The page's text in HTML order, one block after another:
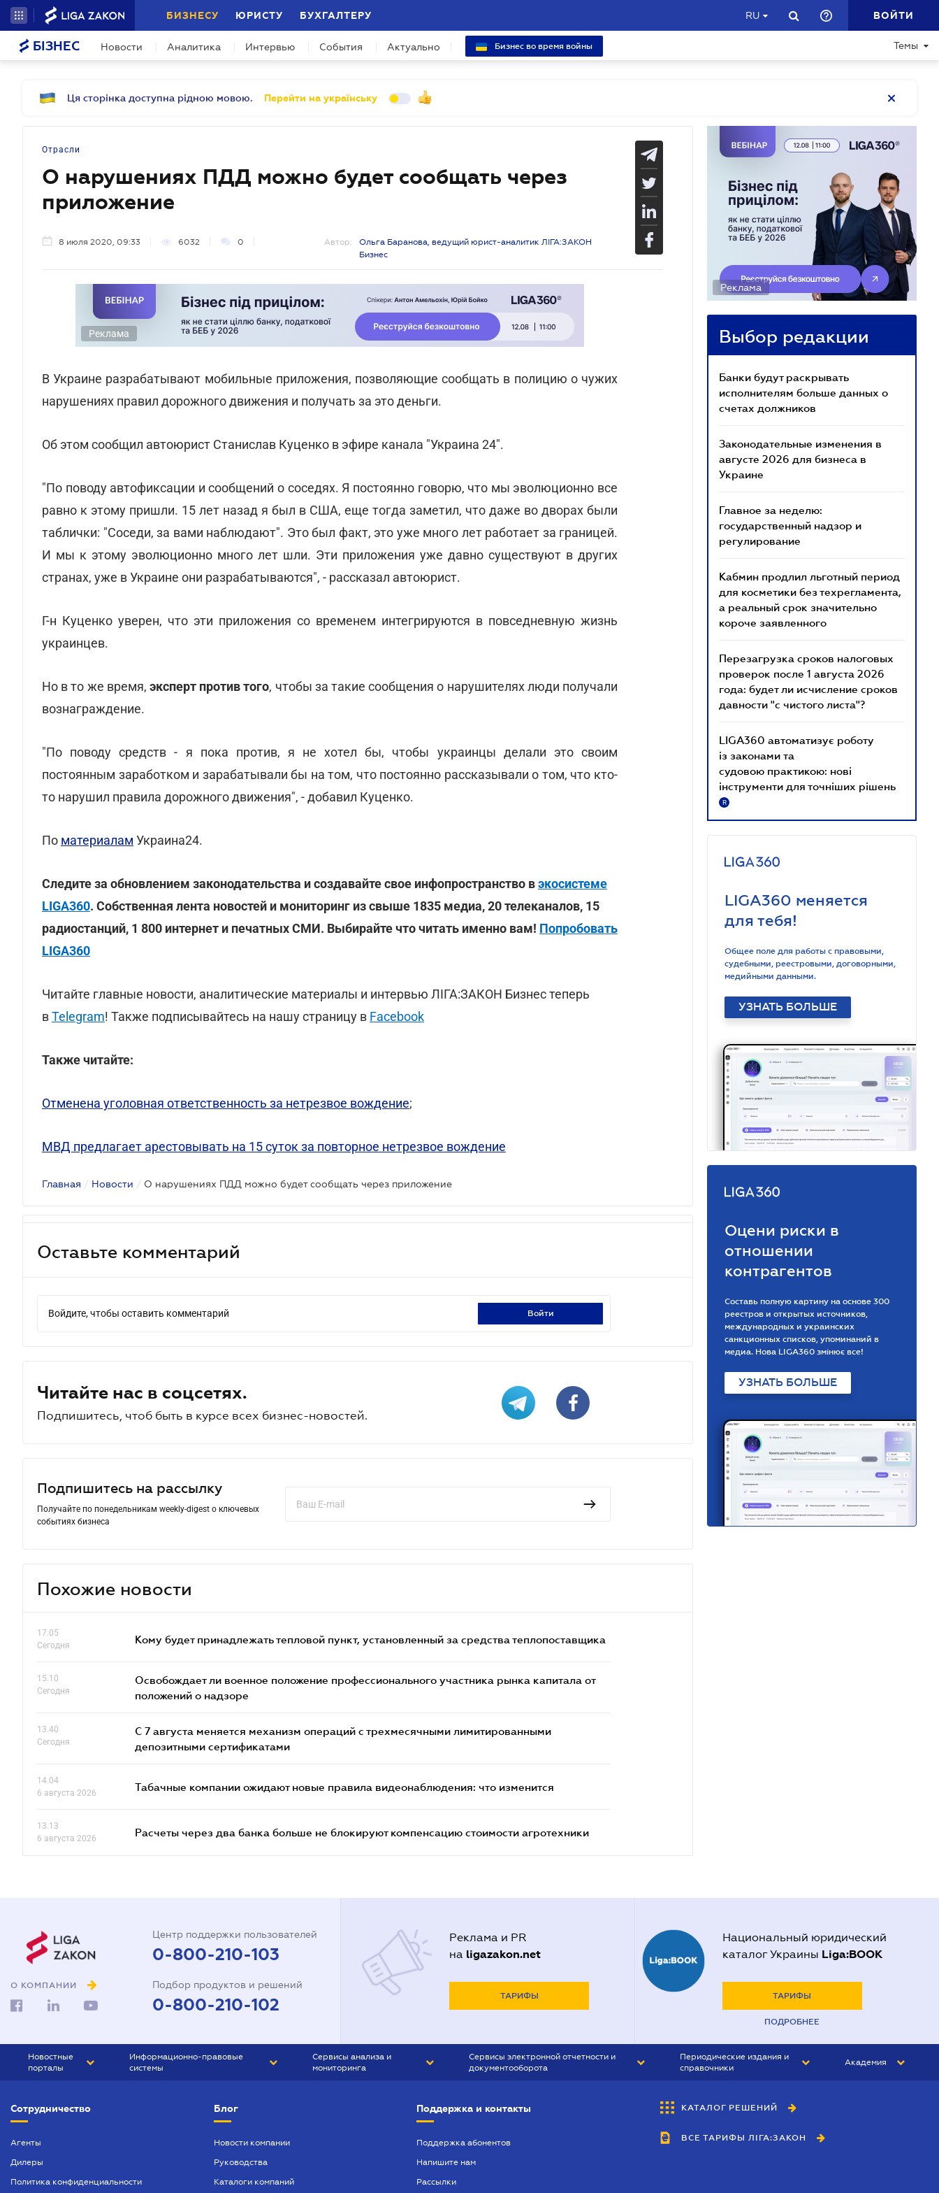
БИЗНЕСУ ЮРИСТУ БУХГАЛТЕРУ RU ВОЙТИ
БІЗНЕС Новости Аналитика Интервью События Актуально Бизнес во время войны Темы
Ця сторінка доступна рідною мовою. Перейти на українську
Отрасли
О нарушениях ПДД можно будет сообщать через
приложение
8 июля 2020, 09:33 6032 0 Автор:
Ольга Баранова, ведущий юрист-аналитик ЛІГА:ЗАКОН
Бизнес
Реклама
В Украине разрабатывают мобильные приложения, позволяющие сообщать в полицию о чужих
нарушениях правил дорожного движения и получать за это деньги.
Об этом сообщил автоюрист Станислав Куценко в эфире канала "Украина 24".
"По поводу автофиксации и сообщений о соседях. Я постоянно говорю, что мы эволюционно все
равно к этому пришли. 15 лет назад я был в США, еще тогда заметил, что даже во дворах были
таблички: "Соседи, за вами наблюдают". Это был факт, это уже много лет работает за границей.
И мы к этому эволюционно много лет шли. Эти приложения уже давно существуют в других
странах, уже в Украине они разрабатываются", - рассказал автоюрист.
Г-н Куценко уверен, что эти приложения со временем интегрируются в повседневную жизнь
украинцев.
Но в то же время, эксперт против того, чтобы за такие сообщения о нарушителях люди получали
вознаграждение.
"По поводу средств - я пока против, я не хотел бы, чтобы украинцы делали это своим
постоянным заработком и зарабатывали бы на том, что постоянно рассказывали о том, что кто-
то нарушил правила дорожного движения", - добавил Куценко.
По материалам Украина24.
Следите за обновлением законодательства и создавайте свое инфопространство вэкосистеме
LIGA360. Собственная лента новостей и мониторинг из свыше 1835 медиа, 20 телеканалов, 15
радиостанций, 1 800 интернет и печатных СМИ. Выбирайте что читать именно вам! Попробовать
LIGA360
Читайте главные новости, аналитические материалы и интервью ЛІГА:ЗАКОН Бизнес теперь
вTelegram! Также подписывайтесь на нашу страницу в Facebook
Также читайте:
Отменена уголовная ответственность за нетрезвое вождение;
МВД предлагает арестовывать на 15 суток за повторное нетрезвое вождение
Главная / Новости / О нарушениях ПДД можно будет сообщать через приложение
Оставьте комментарий
Войдите, чтобы оставить комментарий войти
Читайте нас в соцсетях.
Подпишитесь, чтоб быть в курсе всех бизнес-новостей.
Подпишитесь на рассылку
Получайте по понедельникам weekly-digest о ключевых
событиях бизнеса
Похожие новости
17.05
Сегодня
Кому будет принадлежать тепловой пункт, установленный за средства теплопоставщика
15.10
Сегодня
Освобождает ли военное положение профессионального участника рынка капитала от
положений о надзоре
13.40
Сегодня
С 7 августа меняется механизм операций с трехмесячными лимитированными
депозитными сертификатами
14.04
6 августа 2026
Табачные компании ожидают новые правила видеонаблюдения: что изменится
13.13
6 августа 2026
Расчеты через два банка больше не блокируют компенсацию стоимости агротехники
Реклама
Выбор редакции
Банки будут раскрывать
исполнителям больше данных о
счетах должников
Законодательные изменения в
августе 2026 для бизнеса в
Украине
Главное за неделю:
государственный надзор и
регулирование
Кабмин продлил льготный период
для косметики без техрегламента,
а реальный срок значительно
короче заявленного
Перезагрузка сроков налоговых
проверок после 1 августа 2026
года: будет ли исчисление сроков
давности "с чистого листа"?
LIGA360 автоматизує роботу
із законами та
судовою практикою: нові
інструменти для точніших рішень
R
LIGA360 меняется
для тебя!
Общее поле для работы с правовыми,
судебными, реестровыми, договорными,
медийными данными.
УЗНАТЬ БОЛЬШЕ
Оцени риски в
отношении
контрагентов
Составь полную картину на основе 300
реестров и открытых источников,
международных и украинских
санкционных списков, упоминаний в
медиа. Нова LIGA360 змінює все!
УЗНАТЬ БОЛЬШЕ
О КОМПАНИИ
Центр поддержки пользователей
0-800-210-103
Подбор продуктов и решений
0-800-210-102
Реклама и PR
на ligazakon.net
ТАРИФЫ
Национальный юридический
каталог Украины Liga:BOOK
ТАРИФЫ
ПОДРОБНЕЕ
Новостные
порталы
БИЗНЕС
Информационно-правовые
системы
БУХГАЛТЕР ПРОФ
ЮРИСТ ПРОФ
Сервисы анализа и
мониторинга
Сервисы электронной отчетности и
документооборота
Периодические издания и
справочники
БУХГАЛТЕР&ЗАКОН
ВЕСТНИК МСФО
Академия
Сотрудничество
Агенты
Дилеры
Политика конфиденциальности
Блог
Новости компании
Руководства
Каталоги компаний
Поддержка и контакты
Поддержка абонентов
Напишите нам
Рассылки
КАТАЛОГ РЕШЕНИЙ
ВСЕ ТАРИФЫ ЛІГА:ЗАКОН